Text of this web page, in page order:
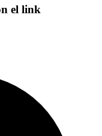
el link